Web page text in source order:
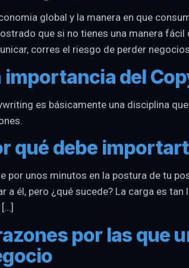
global y la manera en que
que si no tienes una manera
corres el riesgo de perder
importancia del
es básicamente una disciplina
qué debe
por unos minutos en la postura de tu
a él, pero ¿qué sucede? La carga es
por las que